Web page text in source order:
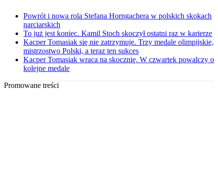
Powrót i nowa rola Stefana Horngachera w polskich skokach
narciarskich
To już jest koniec. Kamil Stoch skoczył ostatni raz w karierze
Kacper Tomasiak się nie zatrzymuje. Trzy medale olimpijskie,
mistrzostwo Polski, a teraz ten sukces
Kacper Tomasiak wraca na skocznię. W czwartek powalczy o
kolejne medale
Promowane treści